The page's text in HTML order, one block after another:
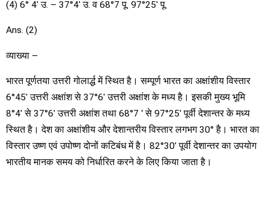
(4) 6° 4′ उ. – 37°4′ उ. व 68°7 पू. 97°25′ पू.
Ans. (2)
व्याख्या –
भारत पूर्णतया उत्तरी गोलार्द्ध में स्थित है। सम्पूर्ण भारत का अक्षांशीय विस्तार
6°45′ उत्तरी अक्षांश से 37°6′ उत्तरी अक्षांश के मध्य है। इसकी मुख्य भूमि
8°4′ से 37°6′ उत्तरी अक्षांश तथा 68°7 ‘ से 97°25′ पूर्वी देशान्तर के मध्य
स्थित है। देश का अक्षांशीय और देशान्तरीय विस्तार लगभग 30° है। भारत का
विस्तार उष्ण एवं उपोष्ण दोनों कटिबंध में है। 82°30’ पूर्वी देशान्तर का उपयोग
भारतीय मानक समय को निर्धारित करने के लिए किया जाता है।